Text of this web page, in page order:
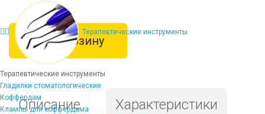
Терапевтические инструменты
Терапевтические инструменты
Гладилки стоматологические
Коффердам
Клампы для коффердама
В корзину
Описание Характеристики